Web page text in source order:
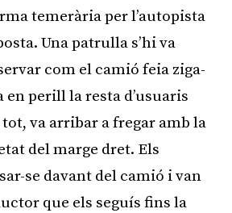
temerària per l’autopista
Una patrulla s’hi va
com el camió feia ziga-
en perill la resta d’usuaris
va arribar a fregar amb la
del marge dret. Els
se davant del camió i van
que els seguís fins la